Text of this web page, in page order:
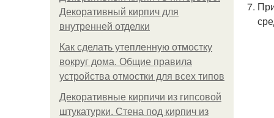
Декоративный кирпич для
внутренней отделки
Как сделать утепленную отмостку
вокруг дома. Общие правила
устройства отмостки для всех типов
Декоративные кирпичи из гипсовой
штукатурки. Стена под кирпич из